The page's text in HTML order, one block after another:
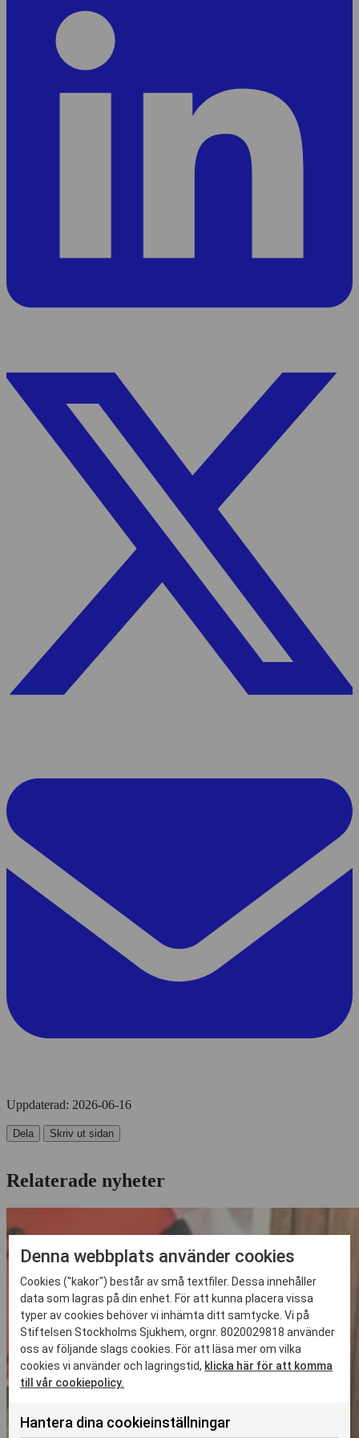
Uppdaterad: 2026-06-16
Dela Skriv ut sidan
Relaterade nyheter
Denna webbplats använder cookies
Cookies ("kakor") består av små textfiler. Dessa innehåller
data som lagras på din enhet. För att kunna placera vissa
typer av cookies behöver vi inhämta ditt samtycke. Vi på
Stiftelsen Stockholms Sjukhem, orgnr. 8020029818 använder
oss av följande slags cookies. För att läsa mer om vilka
cookies vi använder och lagringstid, klicka här för att komma
till vår cookiepolicy.
Hantera dina cookieinställningar